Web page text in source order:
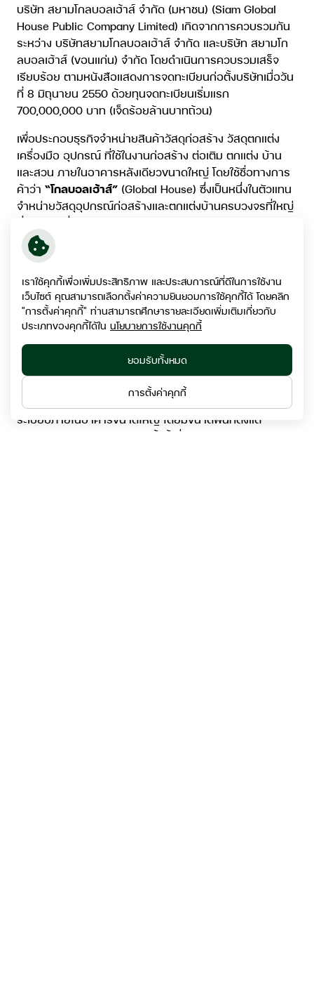
บริษัท สยามโกลบอลเฮ้าส์ จำกัด (มหาชน) (Siam Global
House Public Company Limited) เกิดจากการควบรวมกัน
ระหว่าง บริษัทสยามโกลบอลเฮ้าส์ จำกัด และบริษัท สยามโก
ลบอลเฮ้าส์ (ขอนแก่น) จำกัด โดยดำเนินการควบรวมเสร็จ
เรียบร้อย ตามหนังสือแสดงการจดทะเบียนก่อตั้งบริษัทเมื่อวัน
ที่ 8 มิถุนายน 2550 ด้วยทุนจดทะเบียนเริ่มแรก
700,000,000 บาท (เจ็ดร้อยล้านบาทถ้วน)
เพื่อประกอบธุรกิจจำหน่ายสินค้าวัสดุก่อสร้าง วัสดุตกแต่ง
เครื่องมือ อุปกรณ์ ที่ใช้ในงานก่อสร้าง ต่อเติม ตกแต่ง บ้าน
และสวน ภายในอาคารหลังเดียวขนาดใหญ่ โดยใช้ชื่อทางการ
ค้าว่า “โกลบอลเฮ้าส์” (Global House) ซึ่งเป็นหนึ่งในตัวแทน
จำหน่ายวัสดุอุปกรณ์ก่อสร้างและตกแต่งบ้านครบวงจรที่ใหญ่
ที่สุดแห่งหนึ่งในประเทศไทย
โดยก่อตั้งธุรกิจเป็นสาขาแรกในจังหวัดร้อยเอ็ด ดำเนินงานโดย
นายวิทูร สุริยวนากุล ประธานเจ้าหน้าที่บริหาร ด้วยแรง
บันดาลใจและความมุ่งมั่นที่จะสร้างสิ่งใหม่ ๆ ให้เกิดขึ้นแก่
วงการค้าวัสดุก่อสร้างของประเทศไทย ด้วยแนวคิดและ
ปรัชญา“ครบ และหลากหลาย”ซึ่งถือเป็นต้นตำรับในการ
บูรณาการกิจการจำหน่ายวัสดุก่อสร้างทั่วไปให้กลายเป็น
กิจการในรูปแบบแวร์เฮ้าส์สโตร์ที่รวมสินค้าในกลุ่มสินค้า
โครงสร้าง สินค้าประเภทเครื่องตกแต่งบ้าน อาคารและสวน
และเครื่องมือช่าง รวมถึงสินค้าอื่น ๆ อีกหลากหลายชนิด ด้วย
จำนวนรายการ 100,000 รายการ โดยถูกจัดวางอย่างเป็น
ระเบียบภายในอาคารขนาดใหญ่ โดยมีขนาดพื้นที่ตั้งแต่
10,787-32,000 ตารางเมตร ทั้งนี้เพื่ออำนวยความสะดวกให้
เราใช้คุกกี้เพื่อเพิ่มประสิทธิภาพ และประสบการณ์ที่ดีในการใช้งาน
เว็บไซต์ คุณสามารถเลือกตั้งค่าความยินยอมการใช้คุกกี้ได้ โดยคลิก
"การตั้งค่าคุกกี้" ท่านสามารถศึกษารายละเอียดเพิ่มเติมเกี่ยวกับ
ประเภทของคุกกี้ได้ใน นโยบายการใช้งานคุกกี้
ยอมรับทั้งหมด
การตั้งค่าคุกกี้